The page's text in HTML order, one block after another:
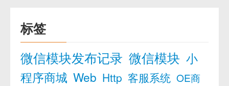
标签
微信模块发布记录 微信模块 小
程序商城 Web Http 客服系统 OE商